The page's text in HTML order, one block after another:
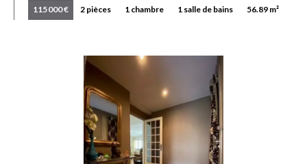
115 000 € 2 pièces 1 chambre 1 salle de bains 56.89 m²